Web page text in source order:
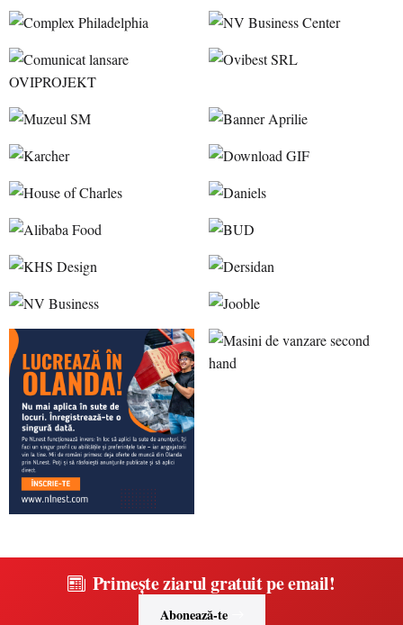
Primește ziarul gratuit pe email!
Abonează-te